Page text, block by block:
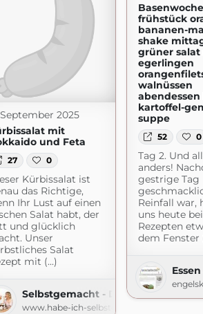
frühstück
bananen-
shake
grüner
egerlingen
walnüssen
kartoffel-
suppe
52 0
Tag 2. Und
anders!
gestrige Tag
Reinfall war,
uns heute
Rezepten
dem Fenster
September 2025
mit
und Feta
27 0
Kürbissalat ist
das Richtige,
Ihr Lust auf einen
Salat habt, der
und glücklich
Unser
Salat
mit (...)
Selbstgemacht - Der Foodblog
www.habe-ich-selbstgemacht.de